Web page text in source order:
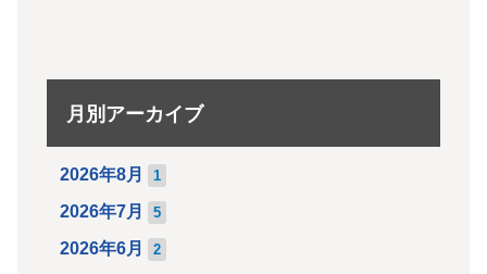
月別アーカイブ
2026年8月 1
2026年7月 5
2026年6月 2